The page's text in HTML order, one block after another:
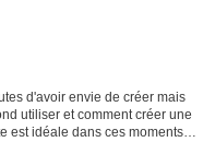
d'avoir envie de créer mais
utiliser et comment créer une
est idéale dans ces moments là